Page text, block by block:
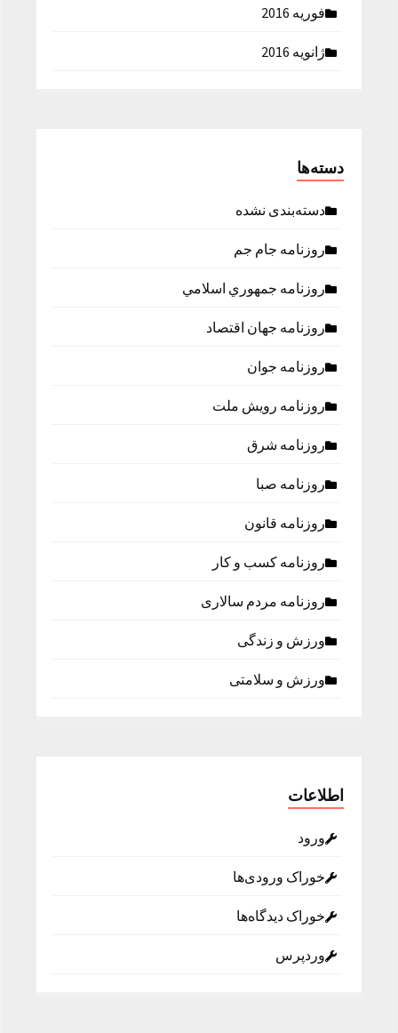
فوریه 2016
ژانویه 2016
دسته‌ها
دسته‌بندی نشده
روزنامه جام جم
روزنامه جمهوري اسلامي
روزنامه جهان اقتصاد
روزنامه جوان
روزنامه رویش ملت
روزنامه شرق
روزنامه صبا
روزنامه قانون
روزنامه كسب و كار
روزنامه مردم سالاری
ورزش و زندگی
ورزش و سلامتی
اطلاعات
ورود
خوراک ورودی‌ها
خوراک دیدگاه‌ها
وردپرس